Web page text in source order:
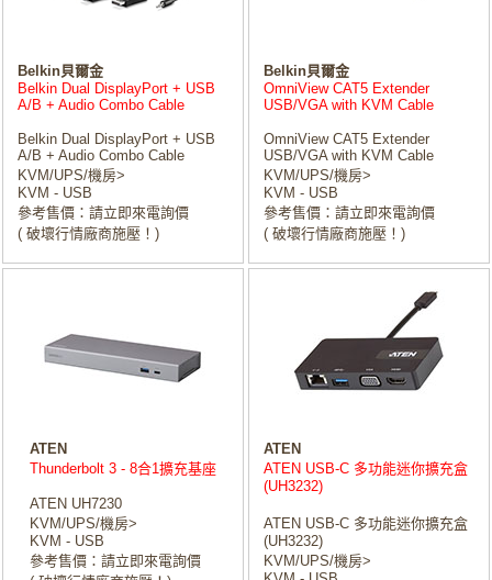
Belkin貝爾金
Belkin Dual DisplayPort + USB
A/B + Audio Combo Cable
Belkin Dual DisplayPort + USB
A/B + Audio Combo Cable
KVM/UPS/機房>
KVM - USB
參考售價：請立即來電詢價
( 破壞行情廠商施壓！)
Belkin貝爾金
OmniView CAT5 Extender
USB/VGA with KVM Cable
OmniView CAT5 Extender
USB/VGA with KVM Cable
KVM/UPS/機房>
KVM - USB
參考售價：請立即來電詢價
( 破壞行情廠商施壓！)
ATEN
Thunderbolt 3 - 8合1擴充基座
ATEN UH7230
KVM/UPS/機房>
KVM - USB
參考售價：請立即來電詢價
ATEN
ATEN USB-C 多功能迷你擴充盒
(UH3232)
ATEN USB-C 多功能迷你擴充盒
(UH3232)
KVM/UPS/機房>